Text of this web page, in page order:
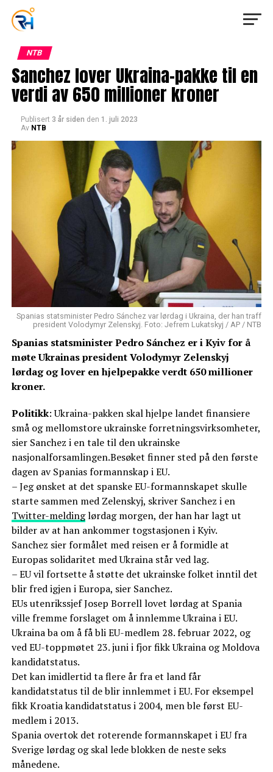
NTB
Sanchez lover Ukraina-pakke til en
verdi av 650 millioner kroner
Publisert 3 år siden den 1. juli 2023
Av NTB
Spanias statsminister Pedro Sánchez var lørdag i Ukraina, der han traff
president Volodymyr Zelenskyj. Foto: Jefrem Lukatskyj / AP / NTB
Spanias statsminister Pedro Sánchez er i Kyiv for å
møte Ukrainas president Volodymyr Zelenskyj
lørdag og lover en hjelpepakke verdt 650 millioner
kroner.
Politikk: Ukraina-pakken skal hjelpe landet finansiere
små og mellomstore ukrainske forretningsvirksomheter,
sier Sanchez i en tale til den ukrainske
nasjonalforsamlingen.Besøket finner sted på den første
dagen av Spanias formannskap i EU.
– Jeg ønsket at det spanske EU-formannskapet skulle
starte sammen med Zelenskyj, skriver Sanchez i en
Twitter-meldinglørdag morgen, der han har lagt ut
bilder av at han ankommer togstasjonen i Kyiv.
Sanchez sier formålet med reisen er å formidle at
Europas solidaritet med Ukraina står ved lag.
– EU vil fortsette å støtte det ukrainske folket inntil det
blir fred igjen i Europa, sier Sanchez.
EUs utenrikssjef Josep Borrell lovet lørdag at Spania
ville fremme forslaget om å innlemme Ukraina i EU.
Ukraina ba om å få bli EU-medlem 28. februar 2022, og
ved EU-toppmøtet 23. juni i fjor fikk Ukraina og Moldova
kandidatstatus.
Det kan imidlertid ta flere år fra et land får
kandidatstatus til de blir innlemmet i EU. For eksempel
fikk Kroatia kandidatstatus i 2004, men ble først EU-
medlem i 2013.
Spania overtok det roterende formannskapet i EU fra
Sverige lørdag og skal lede blokken de neste seks
månedene.